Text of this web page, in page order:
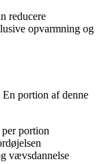
reducere
opvarmning og
portion af denne
portion
vævsdannelse